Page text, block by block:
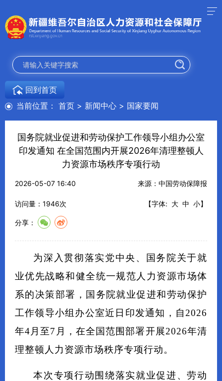
当前位置： 首页 > 新闻中心 > 国家要闻
回到首页
国务院就业促进和劳动保护工作领导小组办公室
印发通知 在全国范围内开展2026年清理整顿人
力资源市场秩序专项行动
2026-05-07 16:40 来源：中国劳动保障报
访问量： 1946次 【字体: 大 中 小】
分享：
为深入贯彻落实党中央、国务院关于就
业优先战略和健全统一规范人力资源市场体
系的决策部署，国务院就业促进和劳动保护
工作领导小组办公室近日印发通知，自2026
年4月至7月，在全国范围部署开展2026年清
理整顿人力资源市场秩序专项行动。
本次专项行动围绕落实就业促进、劳动